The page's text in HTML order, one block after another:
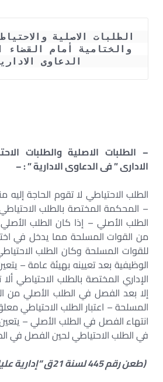
الدعاوى
– الطلبات الاصلية والطلبات
الادارى ” فى الدعاوى الادارية ” : –
الطلب الاحتياطي لا تقوم الحاجة
– المحكمة المختصة بالطلب
الطلب الأصلي – إذا كان الطلب
من القوات المسلحة مما يدخل في
للقوات المسلحة وكان الطلب
الوظيفية بعد تعيينه بهيئة عامة –
الإداري المختصة بالطلب الاحتياطي
إلا بعد الفصل في الطلب الأصلي من
المسلحة – اعتبار الطلب
انتهاء الفصل في الطلب الأصلي –
في الطلب الاحتياطي لحين الفصل في
(طعن رقم 445 لسنة 21ق “إدارية عليا” جلسة 14/1/1979)